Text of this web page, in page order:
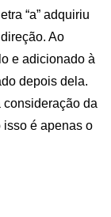
“a” adquiriu
Ao
e adicionado à
depois dela.
consideração da
isso é apenas o